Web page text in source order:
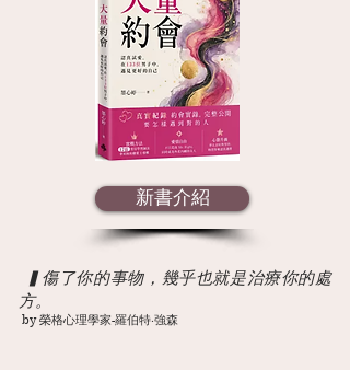
新書介紹
▍傷了你的事物，幾乎也就是治療你的處
方。
by 榮格心理學家-羅伯特‧強森